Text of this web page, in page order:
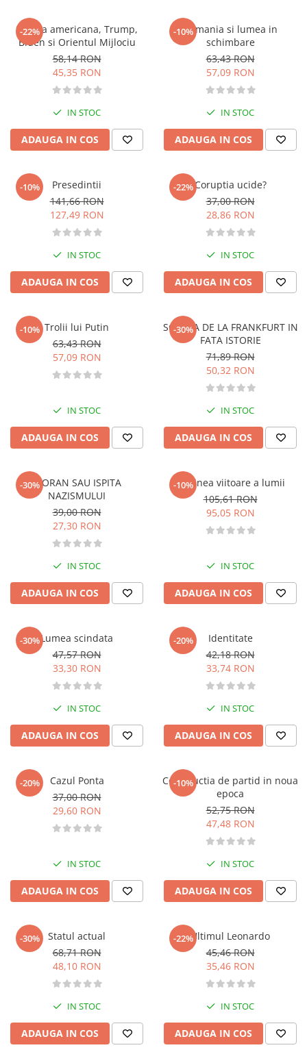
Atlase, dictionare si enciclopedii
Dictionare de limba romana
Dictionare tematice
Enciclopedii
Fitness si frumusete
Diverse
Feng Shui
Medicina alternativa
Sa nu razi :((
Legislatie
Fictiune
Actiune si Aventura
Actiune,aventura
Crime, Thriller, Mistery
Literatura romana
Moderna, contemporana
Poezie, teatru
Publicistica, eseu
Science Fiction
Young adult
Filologie, Filosofie
Filologie
Filosofie, Stiinte
Gastronomie
Alimentatie vegetariana
Arte si tehnici culinare
Bauturi si cocktailuri
Bucatari celebri
Carti de bucate
alimentelor
Ghiduri de calatorie, harti
Ghiduri de calatorie
Hobby, timp liber
Casa, gradina
Sport
Invatamant superior
Cursuri universitare
Al Doilea Razboi Mondial
Biografii, memorii si jurnale
Istoria comunismului
-22%
Stanga americana, Trump,
Biden si Orientul Mijlociu
58,14 RON
45,35 RON
IN STOC
ADAUGA IN COS
-10%Romania si lumea in
schimbare
63,43 RON
57,09 RON
IN STOC
ADAUGA IN COS
-10%
Presedintii
141,66 RON
127,49 RON
IN STOC
ADAUGA IN COS
-22%Coruptia ucide?
37,00 RON
28,86 RON
IN STOC
ADAUGA IN COS
-10% Trolii lui Putin
63,43 RON
57,09 RON
IN STOC
ADAUGA IN COS
-30%
SCOALA DE LA FRANKFURT IN
FATA ISTORIE
71,89 RON
50,32 RON
IN STOC
ADAUGA IN COS
-30%CIORAN SAU ISPITA
NAZISMULUI
39,00 RON
27,30 RON
IN STOC
ADAUGA IN COS
-10%
Ordinea viitoare a lumii
105,61 RON
95,05 RON
IN STOC
ADAUGA IN COS
-30%Lumea scindata
47,57 RON
33,30 RON
IN STOC
ADAUGA IN COS
-20%
Identitate
42,18 RON
33,74 RON
IN STOC
ADAUGA IN COS
-20%
Cazul Ponta
37,00 RON
29,60 RON
IN STOC
ADAUGA IN COS
-10%
Constructia de partid in noua
epoca
52,75 RON
47,48 RON
IN STOC
ADAUGA IN COS
-30%
Statul actual
68,71 RON
48,10 RON
IN STOC
ADAUGA IN COS
-22%Ultimul Leonardo
45,46 RON
35,46 RON
IN STOC
ADAUGA IN COS